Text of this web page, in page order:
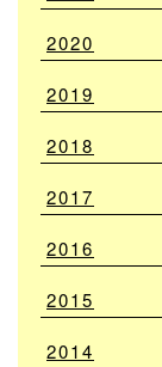
2020
2019
2018
2017
2016
2015
2014